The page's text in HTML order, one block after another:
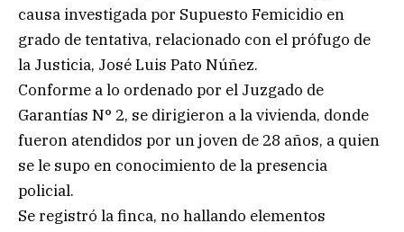
causa investigada por Supuesto Femicidio en
grado de tentativa, relacionado con el prófugo de
la Justicia, José Luis Pato Núñez.
Conforme a lo ordenado por el Juzgado de
Garantías N° 2, se dirigieron a la vivienda, donde
fueron atendidos por un joven de 28 años, a quien
se le supo en conocimiento de la presencia
policial.
Se registró la finca, no hallando elementos